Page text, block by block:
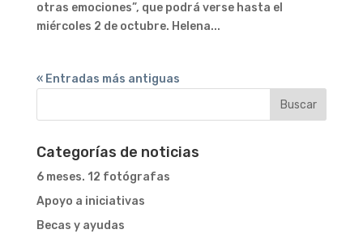
otras emociones”, que podrá verse hasta el
miércoles 2 de octubre. Helena...
« Entradas más antiguas
Categorías de noticias
6 meses. 12 fotógrafas
Apoyo a iniciativas
Becas y ayudas